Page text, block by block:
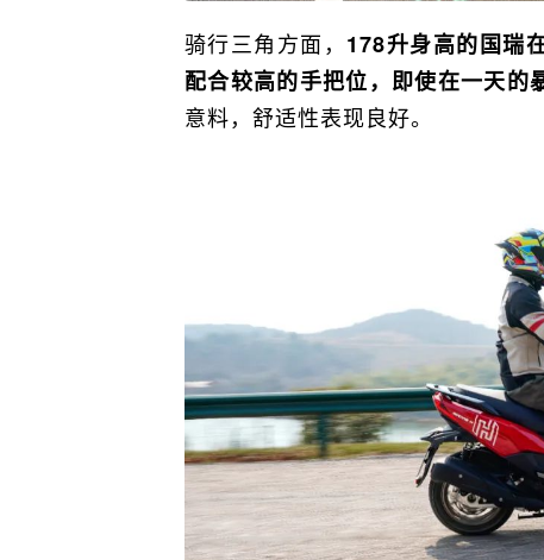
骑行三角方面， 178升身高的国瑞
配合较高的手把位，即使在一天的
意料，舒适性表现良好。